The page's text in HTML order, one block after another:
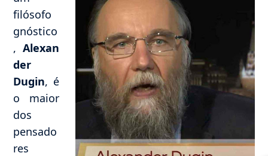
filósofo
gnóstico
, Alexan
der
Dugin, é
o maior
dos
pensado
res